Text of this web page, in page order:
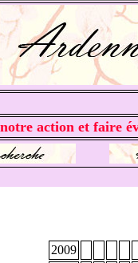
action et faire
2009